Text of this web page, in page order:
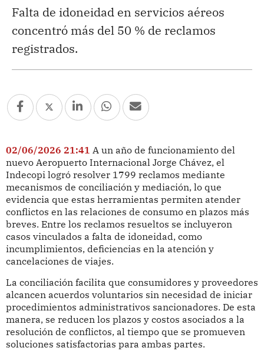
Falta de idoneidad en servicios aéreos
concentró más del 50 % de reclamos
registrados.
02/06/2026 21:41 A un año de funcionamiento del
nuevo Aeropuerto Internacional Jorge Chávez, el
Indecopi logró resolver 1799 reclamos mediante
mecanismos de conciliación y mediación, lo que
evidencia que estas herramientas permiten atender
conflictos en las relaciones de consumo en plazos más
breves. Entre los reclamos resueltos se incluyeron
casos vinculados a falta de idoneidad, como
incumplimientos, deficiencias en la atención y
cancelaciones de viajes.
La conciliación facilita que consumidores y proveedores
alcancen acuerdos voluntarios sin necesidad de iniciar
procedimientos administrativos sancionadores. De esta
manera, se reducen los plazos y costos asociados a la
resolución de conflictos, al tiempo que se promueven
soluciones satisfactorias para ambas partes.